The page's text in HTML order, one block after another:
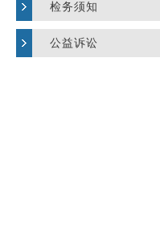
检务须知
公益诉讼